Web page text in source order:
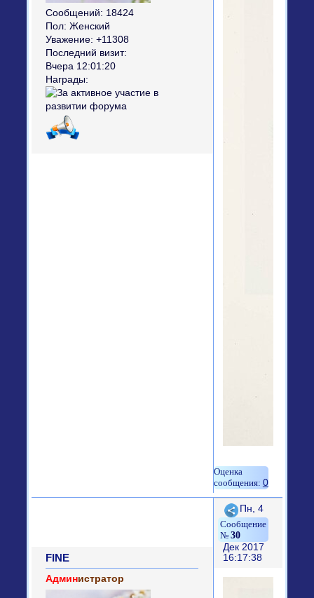
Сообщений: 18424
Пол: Женский
Уважение: +11308
Последний визит:
Вчера 12:01:20
Награды:
0
Поделиться
30
Пн, 4
Дек 2017
16:17:38
FINE
Администратор